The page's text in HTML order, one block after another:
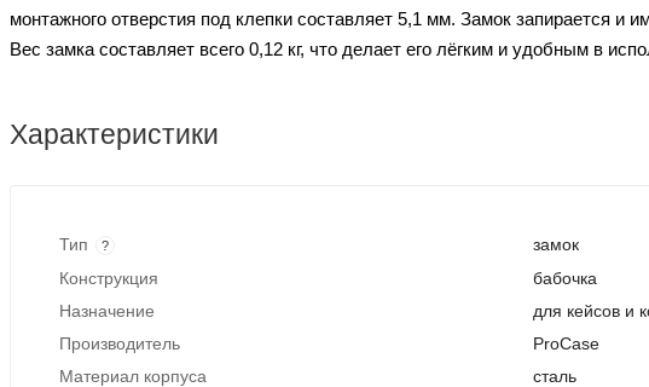
монтажного отверстия под клепки составляет 5,1 мм. Замок запирается и
Вес замка составляет всего 0,12 кг, что делает его лёгким и удобным в
Характеристики
Тип ?
замок
Конструкция
бабочка
Назначение
для кейсов и
Производитель
ProCase
Материал корпуса
сталь